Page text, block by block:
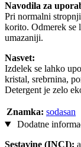
Navodila za
Pri normalni
korito. Odmerek se
umazaniji.
Nasvet:
Izdelek se lahko
kristal, srebrnina,
Detergent je zelo
Znamka: sodasan
Dodatne
Sestavine (INCI):